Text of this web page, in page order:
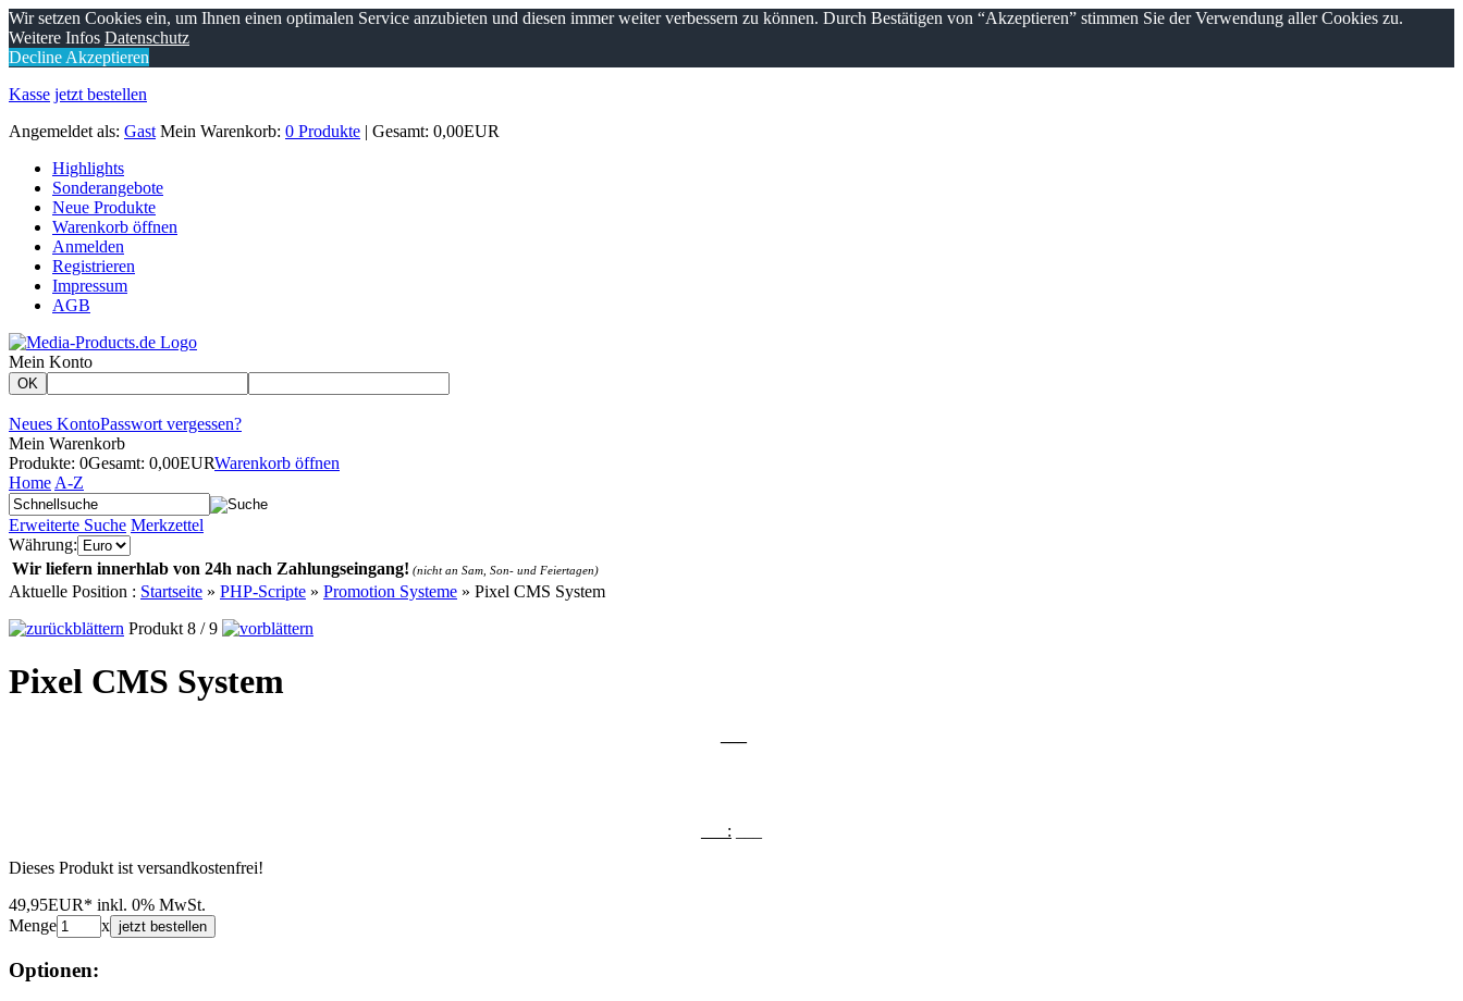
Wir setzen Cookies ein, um Ihnen einen optimalen Service anzubieten und diesen immer weiter verbessern zu können. Durch Bestätigen von “Akzeptieren” stimmen Sie der Verwendung aller Cookies zu.
Weitere Infos Datenschutz
Decline Akzeptieren
Kasse jetzt bestellen
Angemeldet als: Gast Mein Warenkorb: 0 Produkte | Gesamt: 0,00EUR
Highlights
Sonderangebote
Neue Produkte
Warenkorb öffnen
Anmelden
Registrieren
Impressum
AGB
Mein Konto
OK
Neues KontoPasswort vergessen?
Mein Warenkorb
Produkte: 0Gesamt: 0,00EURWarenkorb öffnen
Home A-Z
Erweiterte Suche Merkzettel
Währung:
Wir liefern innerhlab von 24h nach Zahlungseingang! (nicht an Sam, Son- und Feiertagen)
Aktuelle Position : Startseite » PHP-Scripte » Promotion Systeme » Pixel CMS System
Produkt 8 / 9
Pixel CMS System
___:
Dieses Produkt ist versandkostenfrei!
49,95EUR* inkl. 0% MwSt.
Menge
x jetzt bestellen
Optionen: